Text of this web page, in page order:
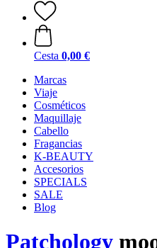
Cesta 0,00 €
Marcas
Viaje
Cosméticos
Maquillaje
Cabello
Fragancias
K-BEAUTY
Accesorios
SPECIALS
SALE
Blog
Patchology